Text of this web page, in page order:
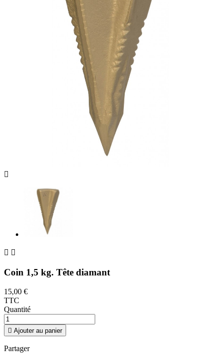

 
Coin 1,5 kg. Tête diamant
15,00 €
TTC
Quantité
 Ajouter au panier
Partager